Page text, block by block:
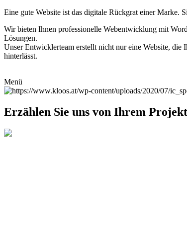
Eine gute Website ist das digitale Rückgrat einer Marke.
Wir bieten Ihnen professionelle Webentwicklung mit
Lösungen.
Unser Entwicklerteam erstellt nicht nur eine Website, die
hinterlässt.
Menü
Erzählen Sie uns von Ihrem Projekt